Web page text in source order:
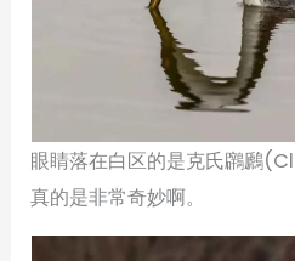
眼睛落在白区的是克氏鸊鷉
真的是非常奇妙啊。